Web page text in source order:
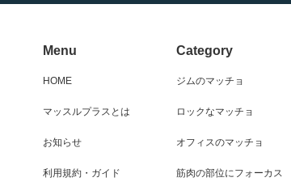
Menu
HOME
マッスルプラスとは
お知らせ
利用規約・ガイド
Category
ジムのマッチョ
ロックなマッチョ
オフィスのマッチョ
筋肉の部位にフォーカス